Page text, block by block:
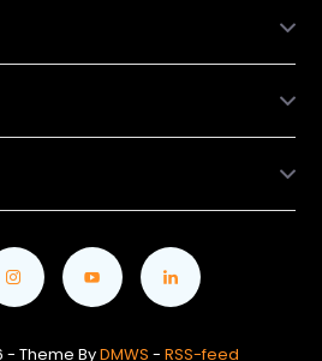
- Theme ByDMWS - RSS-feed